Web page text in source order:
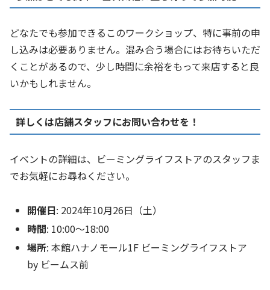
どなたでも参加できるこのワークショップ、特に事前の申
し込みは必要ありません。混み合う場合にはお待ちいただ
くことがあるので、少し時間に余裕をもって来店すると良
いかもしれません。
詳しくは店舗スタッフにお問い合わせを！
イベントの詳細は、ビーミングライフストアのスタッフま
でお気軽にお尋ねください。
開催日: 2024年10月26日（土）
時間: 10:00～18:00
場所: 本館ハナノモール1F ビーミングライフストア
by ビームス前